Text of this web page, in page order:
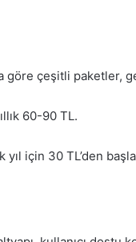
göre çeşitli paketler,
60-90 TL.
yıl için 30 TL’den